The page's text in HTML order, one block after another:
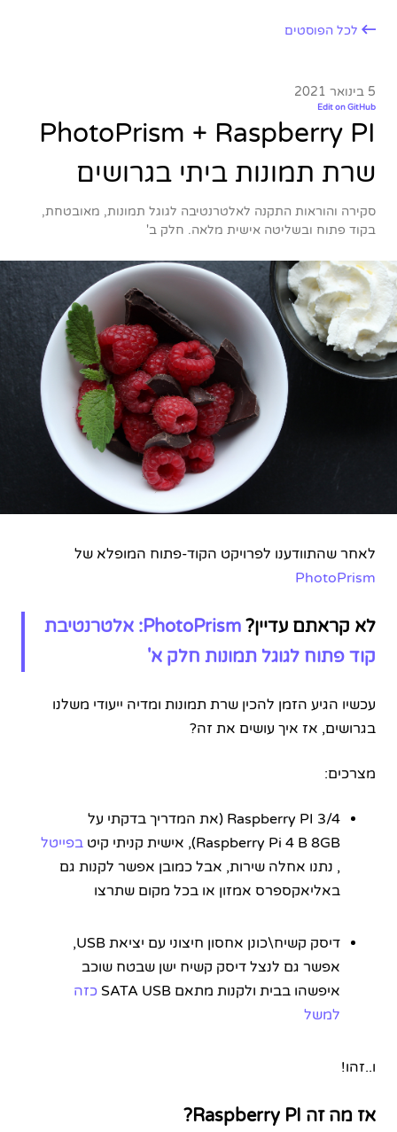
לכל הפוסטים
5 בינואר 2021
Edit on GitHub
PhotoPrism + Raspberry PI
שרת תמונות ביתי בגרושים
סקירה והוראות התקנה לאלטרנטיבה לגוגל תמונות, מאובטחת,
בקוד פתוח ובשליטה אישית מלאה. חלק ב'
לאחר שהתוודענו לפרויקט הקוד-פתוח המופלא של
PhotoPrism
לא קראתם עדיין?
PhotoPrism: אלטרנטיבת
קוד פתוח לגוגל תמונות חלק א'
עכשיו הגיע הזמן להכין שרת תמונות ומדיה ייעודי משלנו
בגרושים, אז איך עושים את זה?
מצרכים:
Raspberry PI 3/4 (את המדריך בדקתי על
Raspberry Pi 4 B 8GB), אישית קניתי קיט
בפייטל
, נתנו אחלה שירות, אבל כמובן אפשר לקנות גם
באליאקספרס אמזון או בכל מקום שתרצו
דיסק קשיח\כונן אחסון חיצוני עם יציאת USB,
אפשר גם לנצל דיסק קשיח ישן שבטח שוכב
איפשהו בבית ולקנות מתאם SATA USB
כזה
למשל
ו..זהו!
אז מה זה Raspberry PI?